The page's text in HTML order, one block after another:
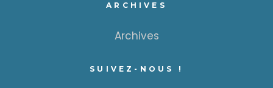
ARCHIVES
Archives
SUIVEZ-NOUS !